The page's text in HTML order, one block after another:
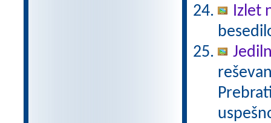
Izlet